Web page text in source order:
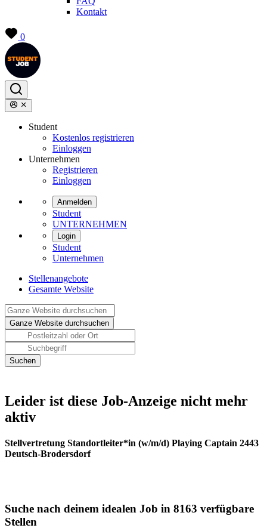
Kontakt
0
Student
Kostenlos registrieren
Einloggen
Unternehmen
Registrieren
Einloggen
Anmelden
Student
UNTERNEHMEN
Login
Student
Unternehmen
Stellenangebote
Gesamte Website
Leider ist diese Job-Anzeige nicht mehr
aktiv
Stellvertretung Standortleiter*in (w/m/d) Playing Captain 2443
Deutsch-Brodersdorf
Suche nach deinem idealen Job in 8163 verfügbare
Stellen